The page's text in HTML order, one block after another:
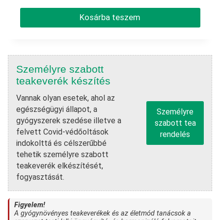
Kosárba teszem
Személyre szabott
teakeverék készítés
Vannak olyan esetek, ahol az
egészségügyi állapot, a
gyógyszerek szedése illetve a
felvett Covid-védőoltások
indokolttá és célszerűbbé
tehetik személyre szabott
teakeverék elkészítését,
fogyasztását.
Személyre
szabott tea
rendelés
Figyelem!
A gyógynövényes teakeverékek és az életmód tanácsok a